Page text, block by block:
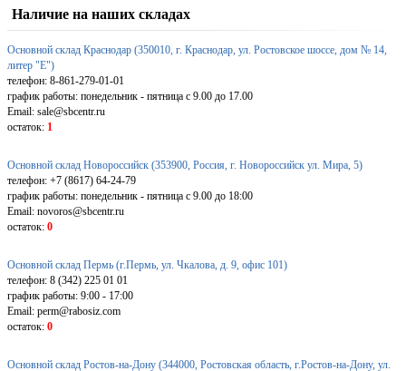
Наличие на наших складах
Основной склад Краснодар (350010, г. Краснодар, ул. Ростовское шоссе, дом № 14,
литер "Е")
телефон: 8-861-279-01-01
график работы: понедельник - пятница с 9.00 до 17.00
Email: sale@sbcentr.ru
остаток: 1
Основной склад Новороссийск (353900, Россия, г. Новороссийск ул. Мира, 5)
телефон: +7 (8617) 64-24-79
график работы: понедельник - пятница с 9.00 до 18:00
Email: novoros@sbcentr.ru
остаток: 0
Основной склад Пермь (г.Пермь, ул. Чкалова, д. 9, офис 101)
телефон: 8 (342) 225 01 01
график работы: 9:00 - 17:00
Email: perm@rabosiz.com
остаток: 0
Основной склад Ростов-на-Дону (344000, Ростовская область, г.Ростов-на-Дону, ул.